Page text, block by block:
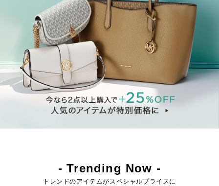
- Trending Now -
トレンドのアイテムがスペシャルプライスに